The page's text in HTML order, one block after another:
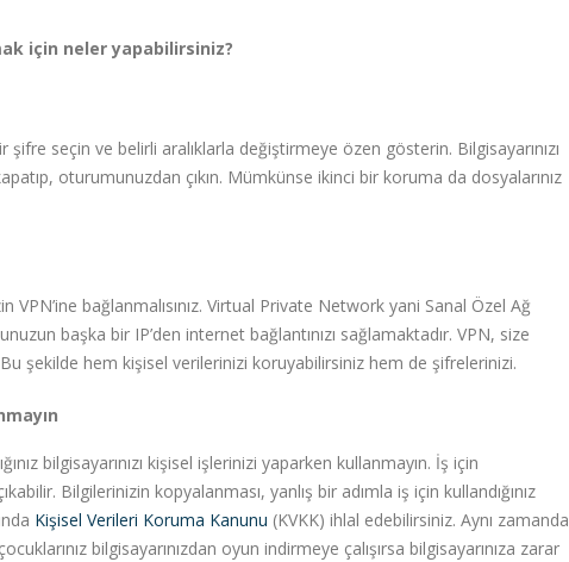
için neler yapabilirsiniz?
şifre seçin ve belirli aralıklarla değiştirmeye özen gösterin. Bilgisayarınızı
oturumunuzdan çıkın. Mümkünse ikinci bir koruma da dosyalarınız
bağlanmalısınız. Virtual Private Network yani Sanal Özel Ağ
başka bir IP’den internet bağlantınızı sağlamaktadır. VPN, size
şekilde hem kişisel verilerinizi koruyabilirsiniz hem de şifrelerinizi.
bilgisayarınızı kişisel işlerinizi yaparken kullanmayın. İş için
Bilgilerinizin kopyalanması, yanlış bir adımla iş için kullandığınız
Kişisel Verileri Koruma Kanunu (KVKK) ihlal edebilirsiniz. Aynı zamanda
bilgisayarınızdan oyun indirmeye çalışırsa bilgisayarınıza zarar